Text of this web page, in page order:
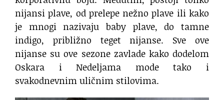
nijansi plave, od prelepe nežno plave ili kako
je mnogi nazivaju baby plave, do tamne
indigo, približno teget nijanse. Sve ove
nijanse su ove sezone zavlade kako dodelom
Oskara i Nedeljama mode tako i
svakodnevnim uličnim stilovima.